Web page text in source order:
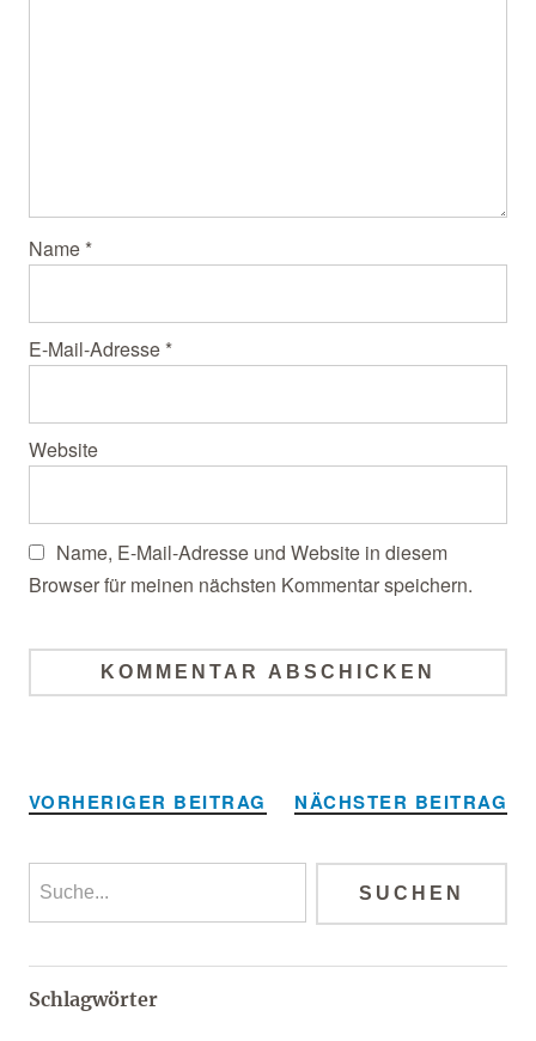
Name *
E-Mail-Adresse *
Website
Name, E-Mail-Adresse und Website in diesem
Browser für meinen nächsten Kommentar speichern.
VORHERIGER BEITRAG NÄCHSTER BEITRAG
Schlagwörter